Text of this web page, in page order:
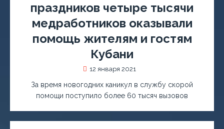
праздников четыре тысячи
медработников оказывали
помощь жителям и гостям
Кубани
12 января 2021
За время новогодних каникул в службу скорой
помощи поступило более 60 тысяч вызовов